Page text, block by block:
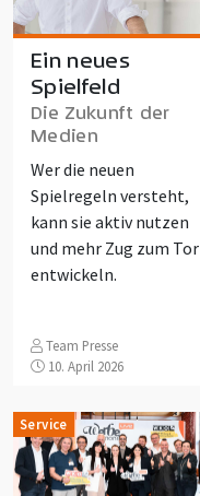
Ein neues
Spielfeld
Die Zukunft der
Medien
Wer die neuen
Spielregeln versteht,
kann sie aktiv nutzen
und mehr Zug zum Tor
entwickeln.
Team Presse
10. April 2026
Service